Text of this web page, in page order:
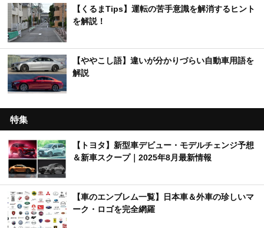
【くるまTips】運転の苦手意識を解消するヒント
を解説！
【ややこし語】違いが分かりづらい自動車用語を
解説
特集
【トヨタ】新型車デビュー・モデルチェンジ予想
＆新車スクープ｜2025年8月最新情報
【車のエンブレム一覧】日本車＆外車の珍しいマ
ーク・ロゴを完全網羅